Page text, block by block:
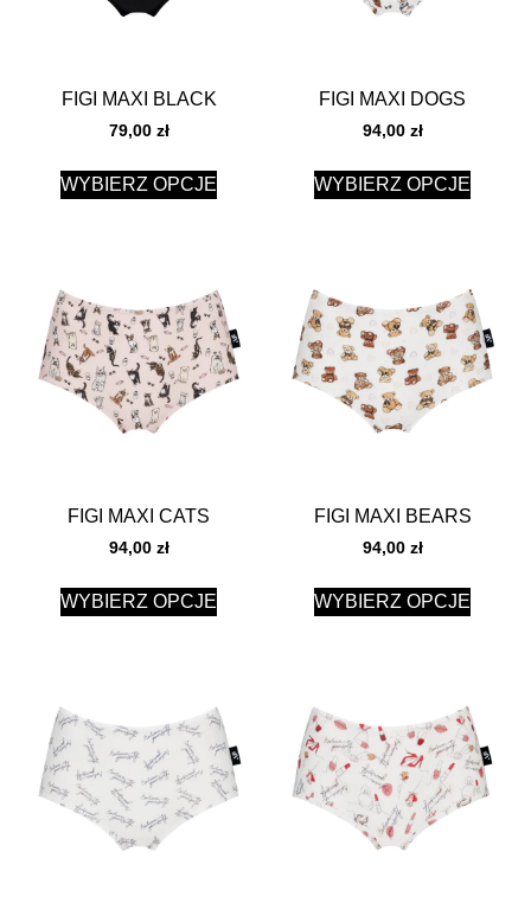
FIGI MAXI BLACK
79,00 zł
WYBIERZ OPCJE
FIGI MAXI DOGS
94,00 zł
WYBIERZ OPCJE
FIGI MAXI CATS
94,00 zł
WYBIERZ OPCJE
FIGI MAXI BEARS
94,00 zł
WYBIERZ OPCJE